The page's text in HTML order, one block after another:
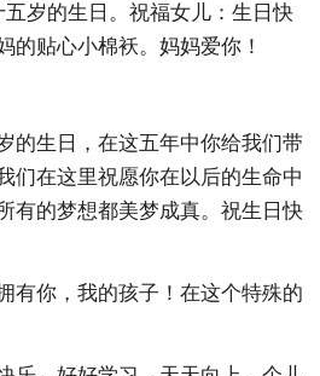
五岁的生日。祝福女儿：生日快
的贴心小棉袄。妈妈爱你！
的生日，在这五年中你给我们带
们在这里祝愿你在以后的生命中
有的梦想都美梦成真。祝生日快
有你，我的孩子！在这个特殊的